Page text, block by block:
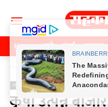
Home पुणे मुंबई महाराष्ट्र
Home राजकीय
राजकीय